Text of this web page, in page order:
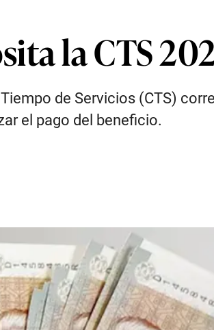
la CTS
de Servicios (CTS)
el pago del beneficio.